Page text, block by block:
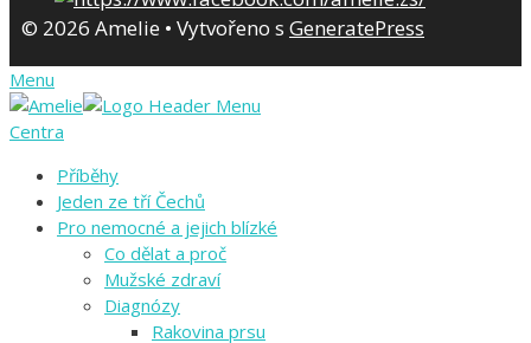
© 2026 Amelie • Vytvořeno s GeneratePress
Menu
Centra
Příběhy
Jeden ze tří Čechů
Pro nemocné a jejich blízké
Co dělat a proč
Mužské zdraví
Diagnózy
Rakovina prsu